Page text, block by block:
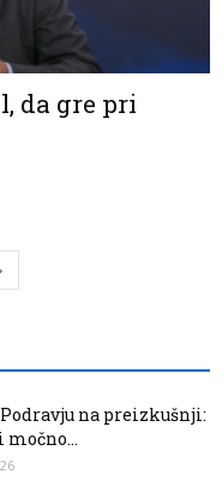
da gre pri
na preizkušnji:
močno...